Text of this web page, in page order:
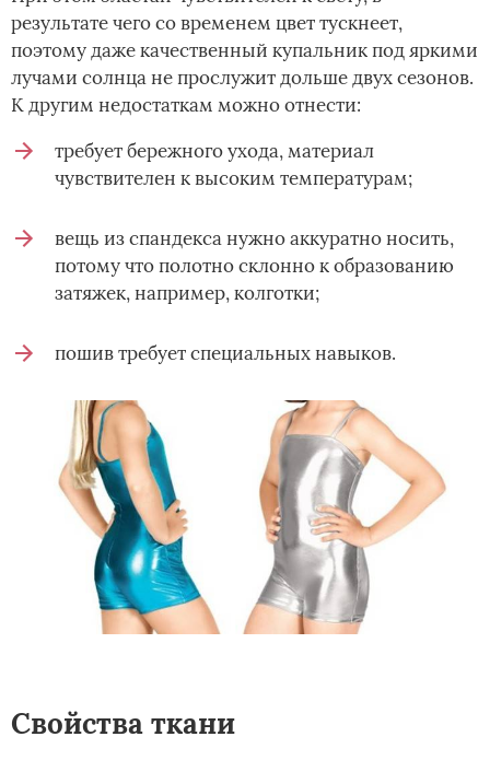
результате чего со временем цвет тускнеет,
поэтому даже качественный купальник под яркими
лучами солнца не прослужит дольше двух сезонов.
К другим недостаткам можно отнести:
требует бережного ухода, материал
чувствителен к высоким температурам;
вещь из спандекса нужно аккуратно носить,
потому что полотно склонно к образованию
затяжек, например, колготки;
пошив требует специальных навыков.
Свойства ткани